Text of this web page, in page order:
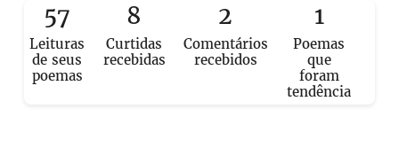
COMUNIDADE
57
Leituras
de seus
poemas
8
Curtidas
recebidas
2
Comentários
recebidos
1
Poemas
que
foram
tendência